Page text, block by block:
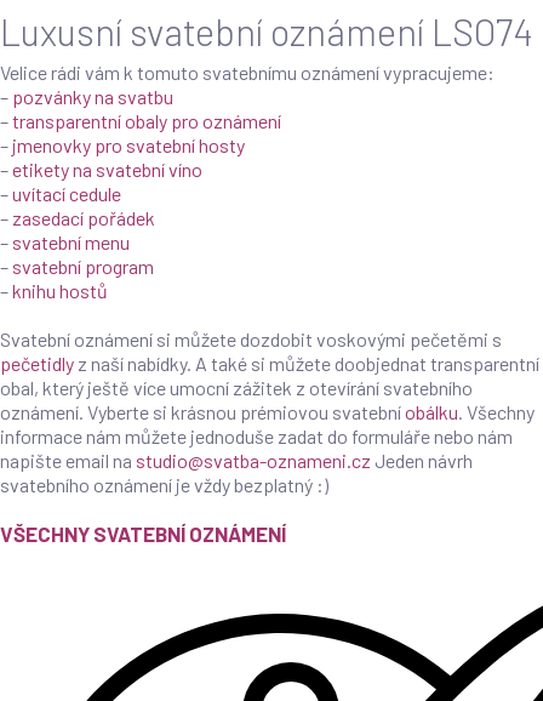
Luxusní svatební oznámení LSO74
Velice rádi vám k tomuto svatebnímu oznámení vypracujeme:
– pozvánky na svatbu
–transparentní obaly pro oznámení
– jmenovky pro svatební hosty
–etikety na svatební víno
–uvítací cedule
– zasedací pořádek
– svatební menu
– svatební program
–knihu hostů
Svatební oznámení si můžete dozdobit voskovými pečetěmi s
pečetidly z naší nabídky. A také si můžete doobjednat transparentní
obal, který ještě více umocní zážitek z otevírání svatebního
oznámení. Vyberte si krásnou prémiovou svatebníobálku. Všechny
informace nám můžete jednoduše zadat do formuláře nebo nám
napište email na studio@svatba-oznameni.cz Jeden návrh
svatebního oznámení je vždy bezplatný :)
VŠECHNY SVATEBNÍ OZNÁMENÍ